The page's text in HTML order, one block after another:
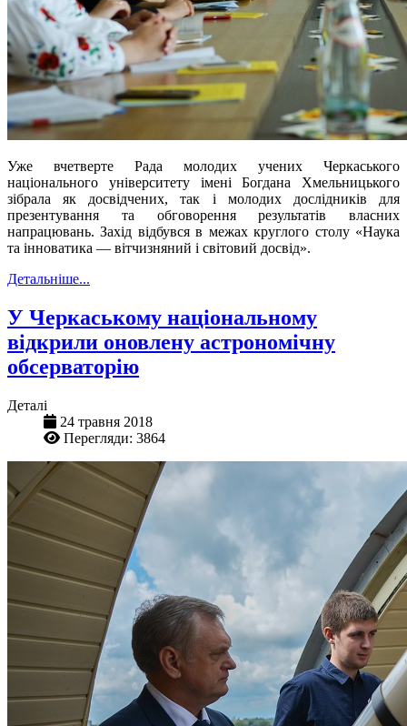
Уже вчетверте Рада молодих учених Черкаського
національного університету імені Богдана Хмельницького
зібрала як досвідчених, так і молодих дослідників для
презентування та обговорення результатів власних
напрацювань. Захід відбувся в межах круглого столу «Наука
та інноватика — вітчизняний і світовий досвід».
Детальніше...
У Черкаському національному
відкрили оновлену астрономічну
обсерваторію
Деталі
24 травня 2018
Перегляди: 3864